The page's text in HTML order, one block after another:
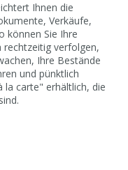
Ihnen die
Verkäufe,
können Sie Ihre
rechtzeitig verfolgen,
Ihre Bestände
und pünktlich
la carte" erhältlich, die